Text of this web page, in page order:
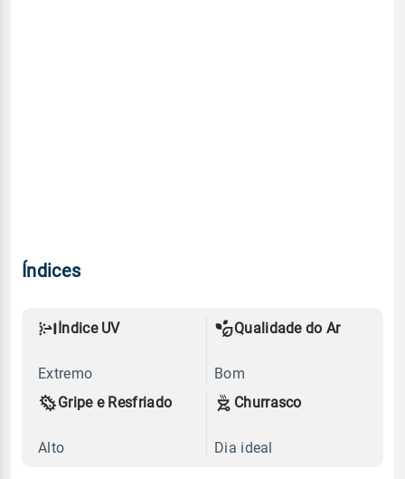
Índices
Índice UV
Extremo
Qualidade do Ar
Bom
Gripe e Resfriado
Alto
Churrasco
Dia ideal